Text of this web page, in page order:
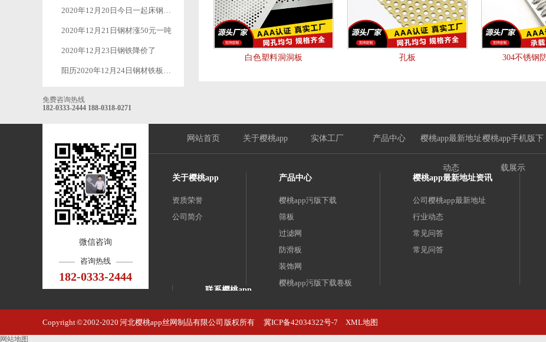
2020年12月20日今日一起床钢材又是一波涨涨涨
2020年12月21日钢材涨50元一吨
2020年12月23日钢铁降价了
阳历2020年12月24日钢材铁板价格继续下跌50元-100元
免费咨询热线
182-0333-2444 188-0318-0271
白色塑料洞洞板 孔板 304不锈钢
微信咨询
咨询热线
182-0333-2444
网站首页 关于樱桃app 实体工厂 产品中心 樱桃app最新地址
动态
樱桃app手机版下
载展示
关于樱桃app
资质荣誉
公司简介
产品中心
樱桃app污版下载
筛板
过滤网
防滑板
装饰网
樱桃app污版下载卷板
樱桃app最新地址资讯
公司樱桃app最新地址
行业动态
常见问答
常见问答
联系樱桃app
河北樱桃app丝网制品有限公司
邮 箱：452153703@qq.com‬
Copyright © 2002-2020 河北樱桃app丝网制品有限公司 版权所有 冀ICP备42034322号-7 XML地图
网站地图